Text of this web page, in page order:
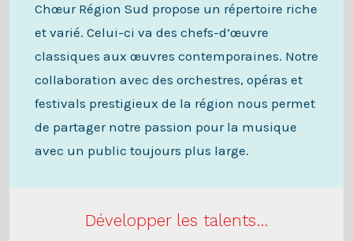
Chœur Région Sud propose un répertoire riche
et varié. Celui-ci va des chefs-d’œuvre
classiques aux œuvres contemporaines. Notre
collaboration avec des orchestres, opéras et
festivals prestigieux de la région nous permet
de partager notre passion pour la musique
avec un public toujours plus large.
Développer les talents…